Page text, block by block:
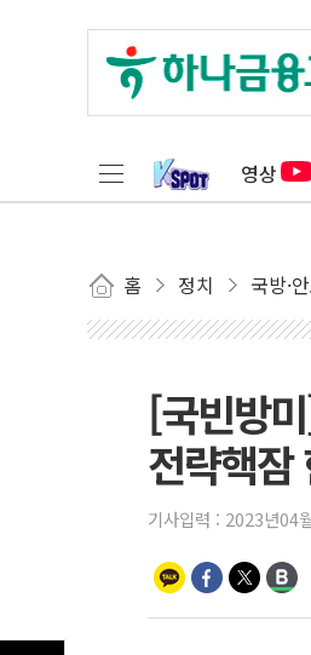
영상
홈 정치 국방·
[국빈방
전략핵잠
기사입력 : 2023년04